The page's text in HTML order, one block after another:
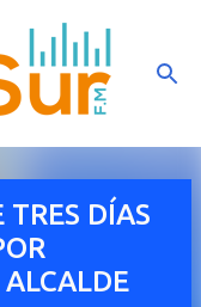
DÍAS